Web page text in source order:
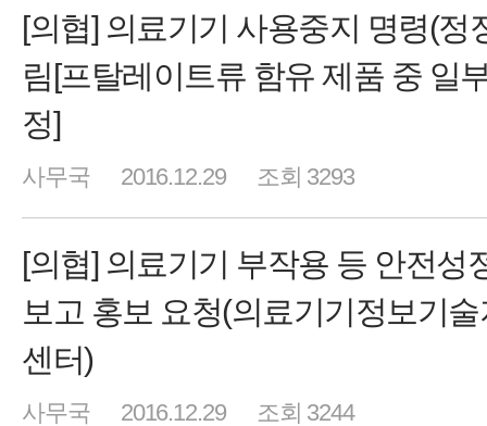
[의협] 의료기기 사용중지 명령(정
림[프탈레이트류 함유 제품 중 일
정]
사무국 2016.12.29 조회 3293
[의협] 의료기기 부작용 등 안전성
보고 홍보 요청(의료기기정보기
센터)
사무국 2016.12.29 조회 3244